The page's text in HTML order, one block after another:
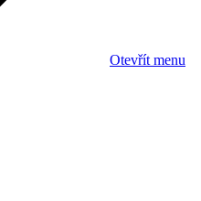
Otevřít menu